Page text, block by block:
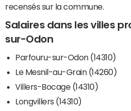
recensés sur la commune.
Salaires dans les villes
sur-Odon
Parfouru-sur-Odon (14310)
Le Mesnil-au-Grain (14260)
Villers-Bocage (14310)
Longvillers (14310)